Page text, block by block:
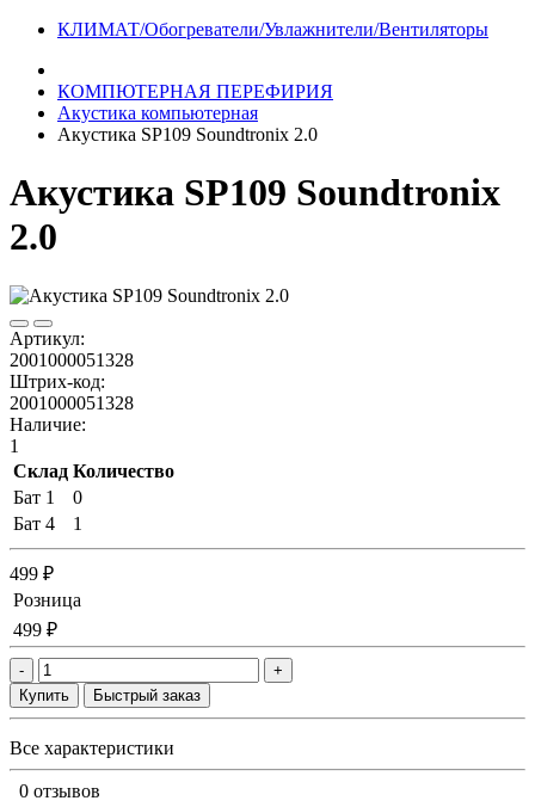
КЛИМАТ/Обогреватели/Увлажнители/Вентиляторы
КОМПЮТЕРНАЯ ПЕРЕФИРИЯ
Акустика компьютерная
Акустика SP109 Soundtronix 2.0
Акустика SP109 Soundtronix
2.0
Артикул:
2001000051328
Штрих-код:
2001000051328
Наличие:
1
Склад Количество
Бат 1
0
Бат 4
1
499 ₽
Розница
499 ₽
-
+
Купить
Быстрый заказ
Все характеристики
0 отзывов